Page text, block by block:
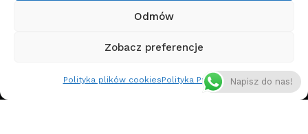
Odmów
Zobacz preferencje
Polityka plików cookiesPolityka PrywatnościNapisz do nas!